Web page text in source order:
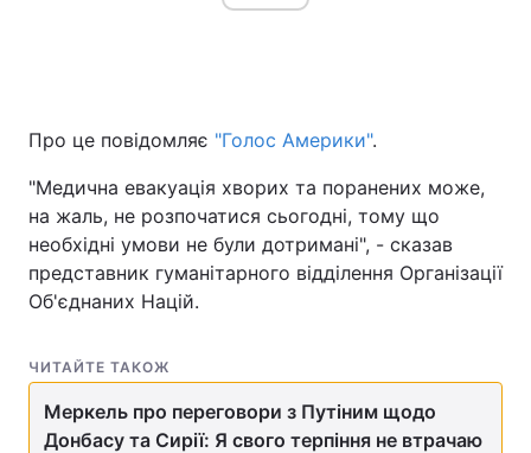
Про це повідомляє "Голос Америки".
"Медична евакуація хворих та поранених може,
на жаль, не розпочатися сьогодні, тому що
необхідні умови не були дотримані", - сказав
представник гуманітарного відділення Організації
Об'єднаних Націй.
ЧИТАЙТЕ ТАКОЖ
Меркель про переговори з Путіним щодо
Донбасу та Сирії: Я свого терпіння не втрачаю